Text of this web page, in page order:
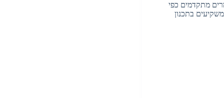
מתקדמים כפי
בתכנון